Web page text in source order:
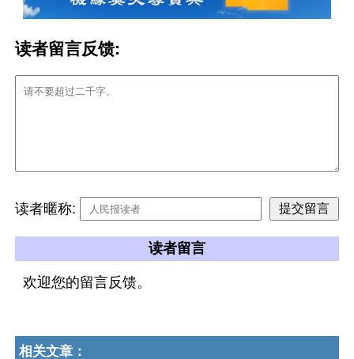
读者留言反馈:
读者暱称:
读者留言
欢迎您的留言反馈。
相关文章：